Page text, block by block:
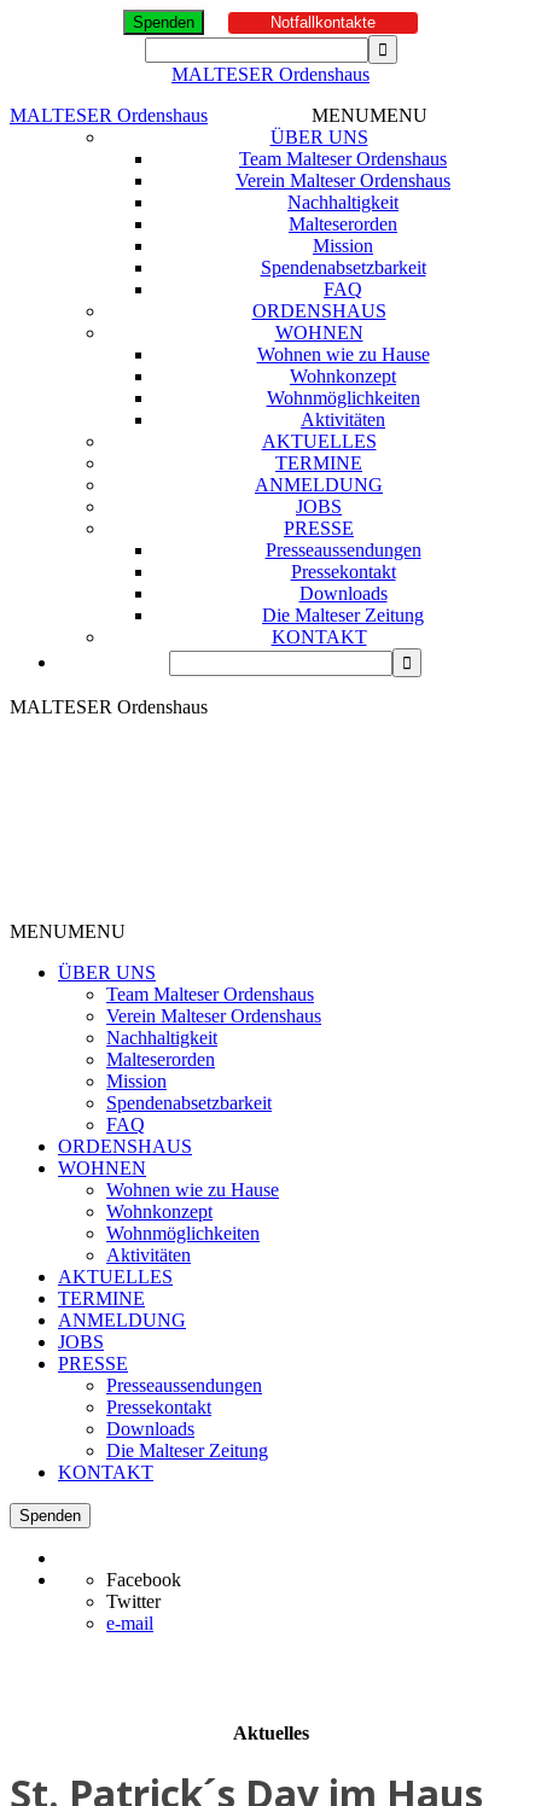
Spenden Notfallkontakte
MALTESER Ordenshaus
MALTESER Ordenshaus
MENUMENU
ÜBER UNS
Team Malteser Ordenshaus
Verein Malteser Ordenshaus
Nachhaltigkeit
Malteserorden
Mission
Spendenabsetzbarkeit
FAQ
ORDENSHAUS
WOHNEN
Wohnen wie zu Hause
Wohnkonzept
Wohnmöglichkeiten
Aktivitäten
AKTUELLES
TERMINE
ANMELDUNG
JOBS
PRESSE
Presseaussendungen
Pressekontakt
Downloads
Die Malteser Zeitung
KONTAKT
MALTESER Ordenshaus
MENUMENU
ÜBER UNS
Team Malteser Ordenshaus
Verein Malteser Ordenshaus
Nachhaltigkeit
Malteserorden
Mission
Spendenabsetzbarkeit
FAQ
ORDENSHAUS
WOHNEN
Wohnen wie zu Hause
Wohnkonzept
Wohnmöglichkeiten
Aktivitäten
AKTUELLES
TERMINE
ANMELDUNG
JOBS
PRESSE
Presseaussendungen
Pressekontakt
Downloads
Die Malteser Zeitung
KONTAKT
Spenden
Facebook
Twitter
e-mail
Aktuelles
St. Patrick´s Day im Haus